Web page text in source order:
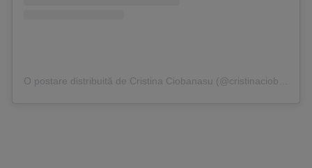
O postare distribuită de Cristina Ciobanasu (@cristinaciobanasu_oficial)